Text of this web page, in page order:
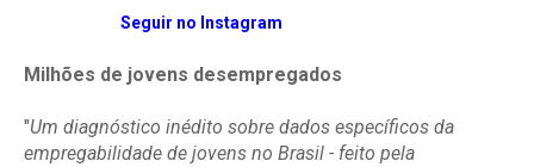
Seguir no Instagram
Milhões de jovens desempregados
"Um diagnóstico inédito sobre dados específicos da
empregabilidade de jovens no Brasil - feito pela